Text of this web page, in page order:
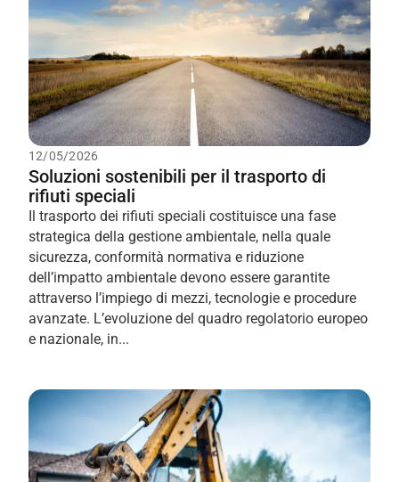
12/05/2026
Soluzioni sostenibili per il trasporto di
rifiuti speciali
Il trasporto dei rifiuti speciali costituisce una fase
strategica della gestione ambientale, nella quale
sicurezza, conformità normativa e riduzione
dell’impatto ambientale devono essere garantite
attraverso l’impiego di mezzi, tecnologie e procedure
avanzate. L’evoluzione del quadro regolatorio europeo
e nazionale, in...